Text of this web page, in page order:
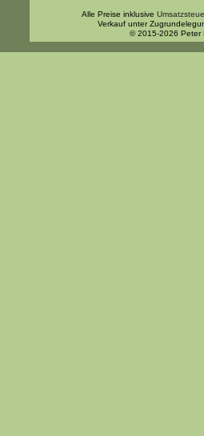
Alle Preise inklusive
Verkauf unter
© 2015-2026 Peter